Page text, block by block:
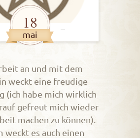
18
mai
an und mit dem
weckt eine freudige
(ich habe mich wirklich
gefreut mich wieder
machen zu können).
weckt es auch einen